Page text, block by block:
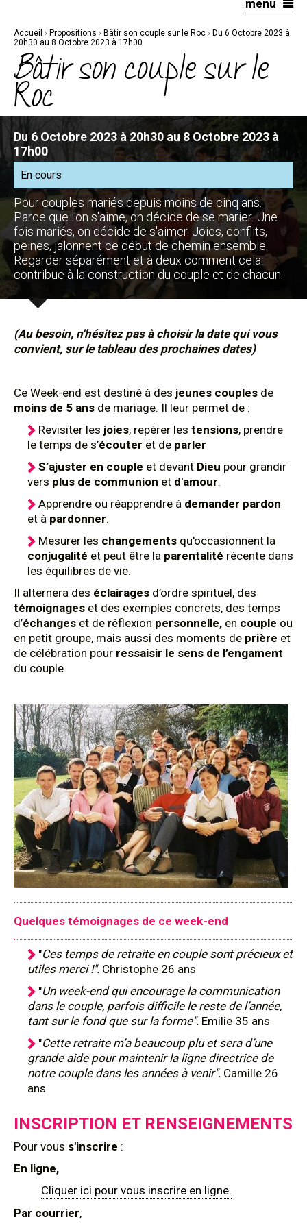
navigation
menu
Accueil › Propositions › Bâtir son couple sur le Roc › Du 6 Octobre 2023 à
20h30 au 8 Octobre 2023 à 17h00
Bâtir son couple sur le
Roc
Du 6 Octobre 2023 à 20h30 au 8 Octobre 2023 à
17h00
En cours
Pour couples mariés depuis moins de cinq ans.
Parce que l'on s'aime, on décide de se marier. Une
fois mariés, on décide de s'aimer. Joies, conflits,
peines, jalonnent ce début de chemin ensemble.
Regarder séparément et à deux comment cela
contribue à la construction du couple et de chacun.
(Au besoin, n'hésitez pas à choisir la date qui vous
convient, sur le tableau des prochaines dates)
Ce Week-end est destiné à des jeunes couples de
moins de 5 ans de mariage. Il leur permet de :
Revisiter les joies, repérer les tensions, prendre
le temps de s’écouter et de parler
S’ajuster en couple et devant Dieu pour grandir
vers plus de communion et d'amour.
Apprendre ou réapprendre à demander pardon
et à pardonner.
Mesurer les changements qu'occasionnent la
conjugalité et peut être la parentalité récente dans
les équilibres de vie.
Il alternera des éclairages d’ordre spirituel, des
témoignages et des exemples concrets, des temps
d’échanges et de réflexion personnelle, en couple ou
en petit groupe, mais aussi des moments de prière et
de célébration pour ressaisir le sens de l’engament
du couple.
Quelques témoignages de ce week-end
"Ces temps de retraite en couple sont précieux et
utiles merci !". Christophe 26 ans
"Un week-end qui encourage la communication
dans le couple, parfois difficile le reste de l’année,
tant sur le fond que sur la forme". Emilie 35 ans
"Cette retraite m’a beaucoup plu et sera d’une
grande aide pour maintenir la ligne directrice de
notre couple dans les années à venir". Camille 26
ans
INSCRIPTION ET RENSEIGNEMENTS
Pour vous s'inscrire :
En ligne,
Cliquer ici pour vous inscrire en ligne.
Par courrier,